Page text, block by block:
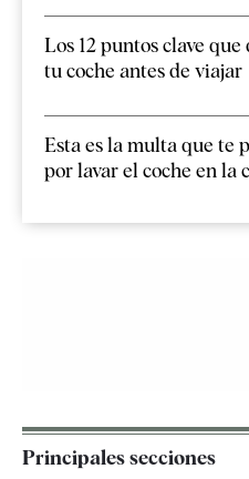
Los 12 puntos clave que
tu coche antes de viajar
Esta es la multa que te
por lavar el coche en la
Principales secciones